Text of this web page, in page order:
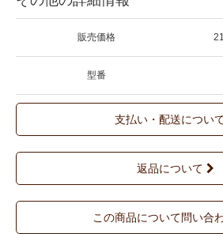
販売価格
型番
支払い・配送につい
返品について
この商品について問い合